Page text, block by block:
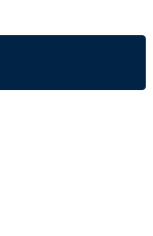
プされているので,